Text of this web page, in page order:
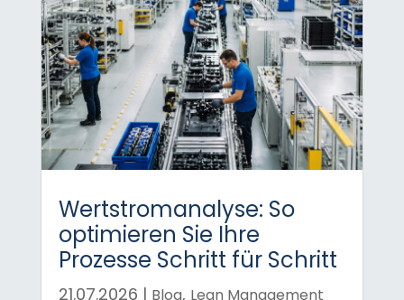
Wertstromanalyse: So
optimieren Sie Ihre
Prozesse Schritt für Schritt
21.07.2026 | Blog, Lean Management